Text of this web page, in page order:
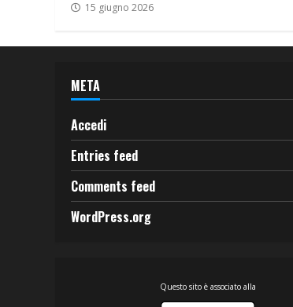
15 giugno 2026
META
Accedi
Entries feed
Comments feed
WordPress.org
Questo sito è associato alla